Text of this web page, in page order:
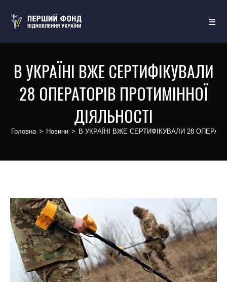
В УКРАЇНІ ВЖЕ СЕРТИФІКУВАЛИ
28 ОПЕРАТОРІВ ПРОТИМІННОЇ
ДІЯЛЬНОСТІ
Головна > Новини > В УКРАЇНІ ВЖЕ СЕРТИФІКУВАЛИ 28